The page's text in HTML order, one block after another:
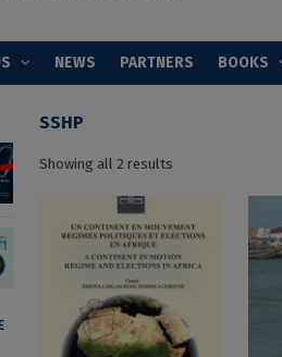
NEWS PARTNERS BOOKS
SSHP
Showing all 2 results